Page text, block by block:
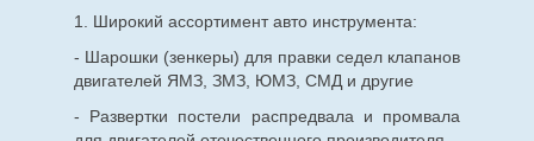
1. Широкий ассортимент авто инструмента:
- Шарошки (зенкеры) для правки седел клапанов
двигателей ЯМЗ, ЗМЗ, ЮМЗ, СМД и другие
- Развертки постели распредвала и промвала